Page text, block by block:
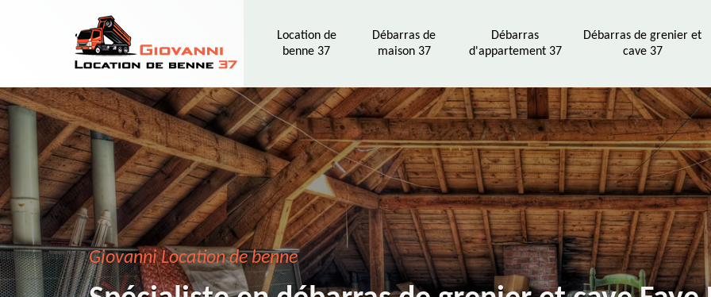
Location de
benne 37
Débarras de
maison 37
Débarras
d'appartement 37
Débarras de grenier et
cave 37
Giovanni Location de benne